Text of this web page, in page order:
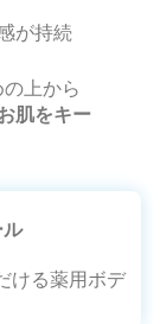
が持続
上から
肌をキー
ける薬用ボデ